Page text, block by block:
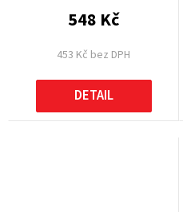
453 Kč bez DPH
548 Kč
DETAIL